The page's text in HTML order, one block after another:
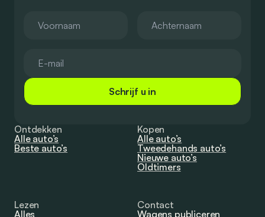
Schrijf u in
Ontdekken
Alle auto’s
Beste auto’s
Kopen
Alle auto’s
Tweedehands auto’s
Nieuwe auto’s
Oldtimers
Lezen
Alles
Contact
Wagens publiceren